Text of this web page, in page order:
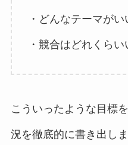
・どんなテーマがい
・競合はどれくらい
こういったような目標
況を徹底的に書き出しま